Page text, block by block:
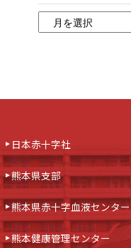
日本赤十字社
熊本県支部
熊本県赤十字血液センター
熊本健康管理センター